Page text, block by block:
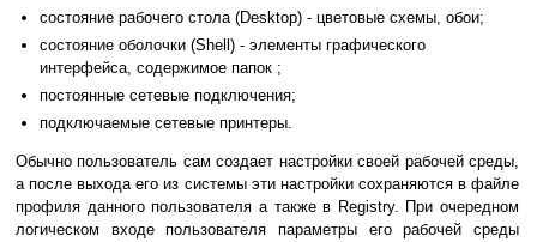
состояние рабочего стола (Desktop) - цветовые схемы, обои;
состояние оболочки (Shell) - элементы графического
интерфейса, содержимое папок ;
постоянные сетевые подключения;
подключаемые сетевые принтеры.
Обычно пользователь сам создает настройки своей рабочей среды,
а после выхода его из системы эти настройки сохраняются в файле
профиля данного пользователя а также в Registry. При очередном
логическом входе пользователя параметры его рабочей среды